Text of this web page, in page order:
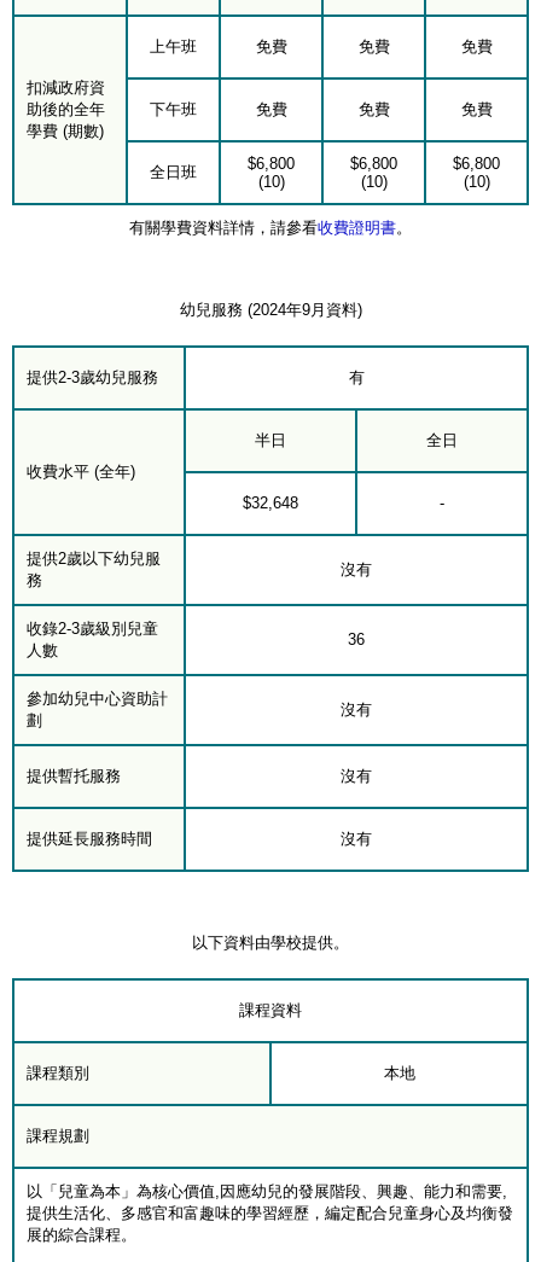
扣減政府資
助後的全年
學費 (期數)
上午班 免費 免費 免費
下午班 免費 免費 免費
全日班
$6,800
(10)
$6,800
(10)
$6,800
(10)
有關學費資料詳情，請參看收費證明書。
幼兒服務 (2024年9月資料)
提供2-3歲幼兒服務 有
收費水平 (全年)
半日 全日
$32,648 -
提供2歲以下幼兒服
務
沒有
收錄2-3歲級別兒童
人數
36
參加幼兒中心資助計
劃
沒有
提供暫托服務 沒有
提供延長服務時間 沒有
以下資料由學校提供。
課程資料
課程類別 本地
課程規劃
以「兒童為本」為核心價值,因應幼兒的發展階段、興趣、能力和需要,
提供生活化、多感官和富趣味的學習經歷，編定配合兒童身心及均衡發
展的綜合課程。